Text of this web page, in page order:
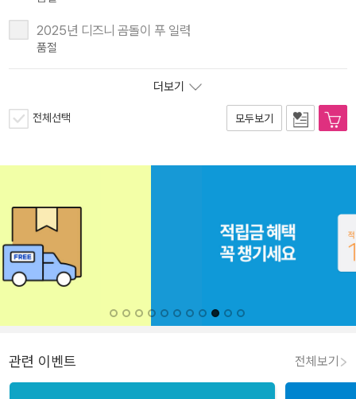
2025년 디즈니 곰돌이 푸 일력
품절
더보기
전체선택 모두보기
관련 이벤트 전체보기